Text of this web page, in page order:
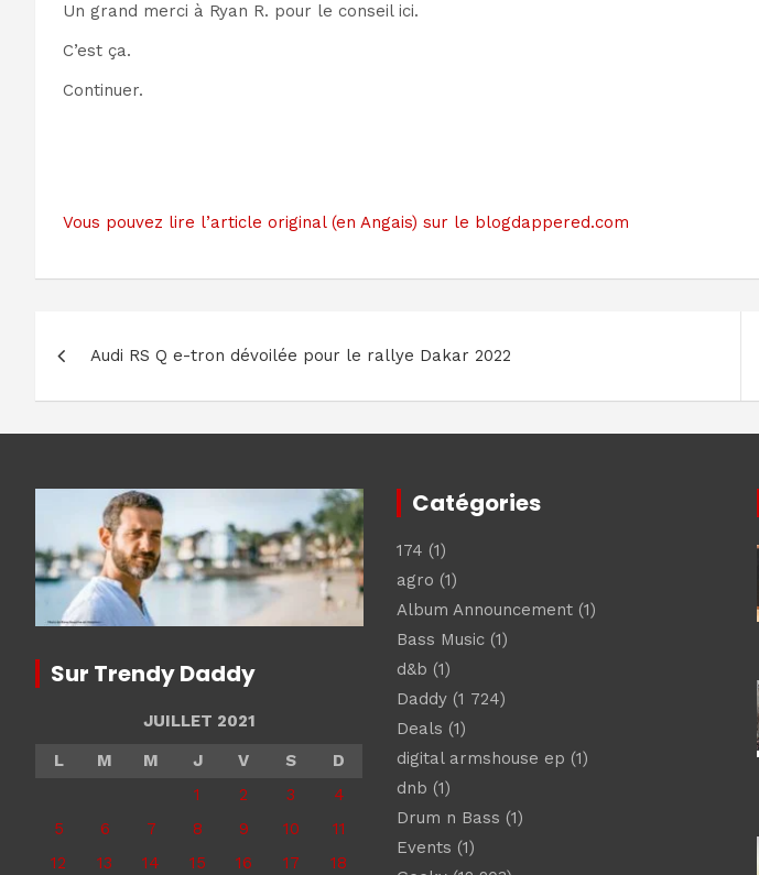
Un grand merci à Ryan R. pour le conseil ici.
C’est ça.
Continuer.
Vous pouvez lire l’article original (en Angais) sur le blogdappered.com
de
l’article
Audi RS Q e-tron dévoilée pour le rallye Dakar 2022
Sur Trendy Daddy
JUILLET 2021
L
M M J V S
D
1
2 3
4
5
6 7 8 9 10
11
12
13 14 15 16 17 18
Catégories
174 (1)
agro (1)
Album Announcement(1)
Bass Music(1)
d&b (1)
Daddy(1 724)
Deals (1)
digital armshouse ep (1)
dnb (1)
Drum n Bass (1)
Events (1)